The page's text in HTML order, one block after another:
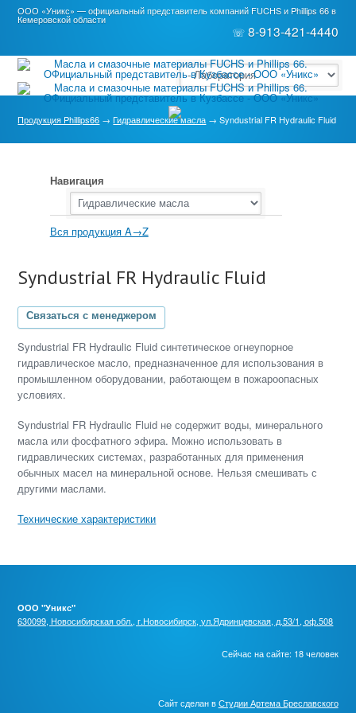
ООО «Уникс» — официальный представитель компаний FUCHS и Phillips 66 в
Кемеровской области
☏ 8-913-421-4440
Продукция Phillips66 → Гидравлические масла → Syndustrial FR Hydraulic Fluid
Навигация
Вся продукция A→Z
Syndustrial FR Hydraulic Fluid
Связаться с менеджером
Syndustrial FR Hydraulic Fluid синтетическое огнеупорное
гидравлическое масло, предназначенное для использования в
промышленном оборудовании, работающем в пожароопасных
условиях.
Syndustrial FR Hydraulic Fluid не содержит воды, минерального
масла или фосфатного эфира. Можно использовать в
гидравлических системах, разработанных для применения
обычных масел на минеральной основе. Нельзя смешивать с
другими маслами.
Технические характеристики
ООО "Уникс"
630099, Новосибирская обл., г.Новосибирск, ул.Ядринцевская, д.53/1, оф.508
Сейчас на сайте: 18 человек
Сайт сделан вСтудии Артема Бреславского